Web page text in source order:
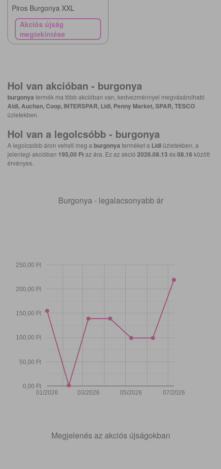
Piros Burgonya XXL
Akciós újság
megtekintése
Hol van akcióban - burgonya
burgonya termék ma több akcióban van, kedvezménnyel megvásárolható
Aldi, Auchan, Coop, INTERSPAR, Lidl, Penny Market, SPAR, TESCO
üzletekben.
Hol van a legolcsóbb - burgonya
A legolcsóbb áron veheti meg a burgonya terméket a Lidl üzletekben, a
jelenlegi akcióban 195,00 Ftaz ára. Ez az akció 2026.08.13 és08.16 között
érvényes.
Burgonya - legalacsonyabb ár
01/2026 03/2026 05/2026 07/2026
0,00 Ft
50,00 Ft
100,00 Ft
150,00 Ft
200,00 Ft
250,00 Ft
Megjelenés az akciós újságokban